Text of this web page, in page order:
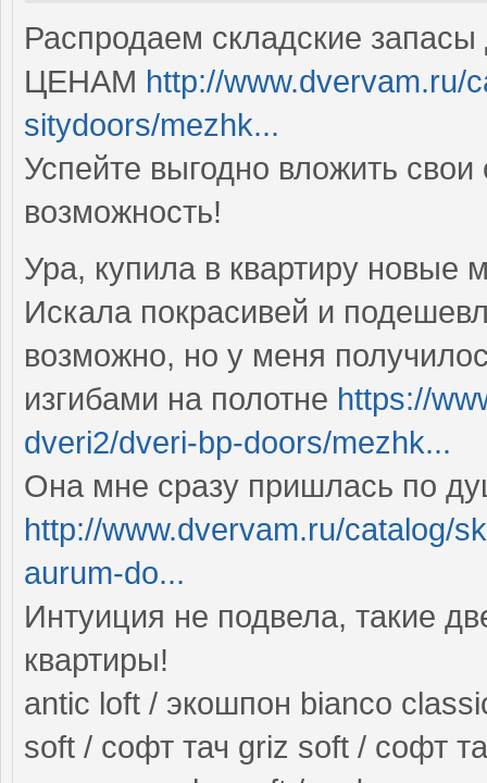
Распродаем складские
ЦЕНАМ http://www.dvervam.ru/
sitydoors/mezhk...
Успейте выгодно вложить
возможность!
Ура, купила в квартиру новые
Искала покрасивей и
возможно, но у меня
изгибами на полотне https://
dveri2/dveri-bp-doors/mezhk...
Она мне сразу пришлась по
http://www.dvervam.ru/catalog/
aurum-do...
Интуиция не подвела, такие
квартиры!
antic loft / экошпон bianco
soft / софт тач griz soft / софт